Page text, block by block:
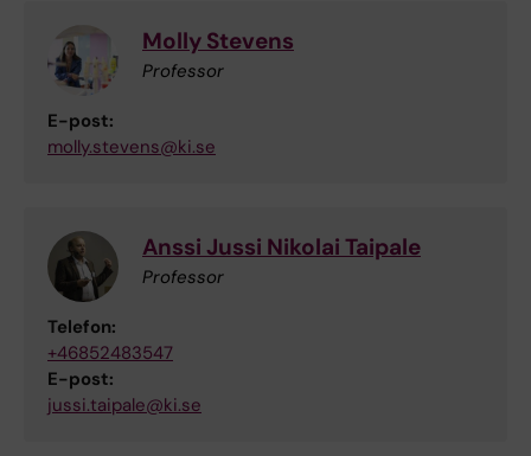
Molly Stevens
Professor
E-post:
molly.stevens@ki.se
Anssi Jussi Nikolai Taipale
Professor
Telefon:
+46852483547
E-post:
jussi.taipale@ki.se